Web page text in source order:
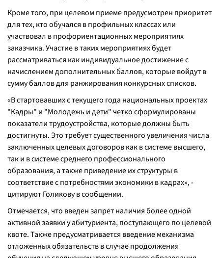
Кроме того, при целевом приеме предусмотрен приоритет
для тех, кто обучался в профильных классах или
участвовал в профориентационных мероприятиях
заказчика. Участие в таких мероприятиях будет
рассматриваться как индивидуальное достижение с
начислением дополнительных баллов, которые войдут в
сумму баллов для ранжирования конкурсных списков.
«В стартовавших с текущего года национальных проектах
"Кадры" и "Молодежь и дети" четко сформулированы
показатели трудоустройства, которые должны быть
достигнуты. Это требует существенного увеличения числа
заключенных целевых договоров как в системе высшего,
так и в системе среднего профессионального
образования, а также приведение их структуры в
соответствие с потребностями экономики в кадрах», -
цитируют Голикову в сообщении.
Отмечается, что введен запрет наличия более одной
активной заявки у абитуриента, поступающего по целевой
квоте. Также предусматривается введение механизма
отложенных обязательств в случае продолжения